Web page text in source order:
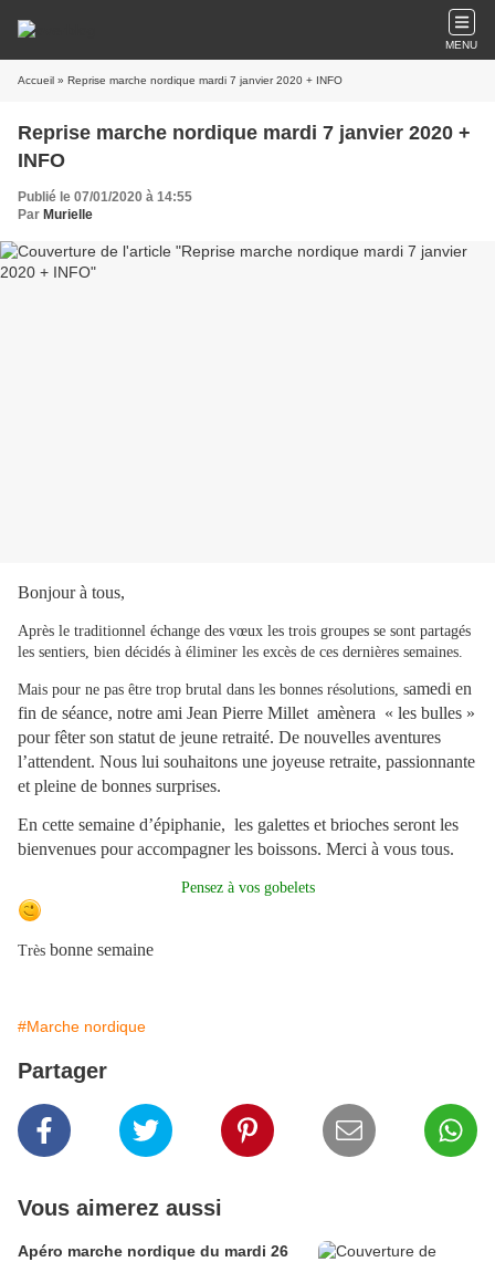
MENU
Accueil » Reprise marche nordique mardi 7 janvier 2020 + INFO
Reprise marche nordique mardi 7 janvier 2020 +
INFO
Publié le 07/01/2020 à 14:55
Par Murielle
Bonjour à tous,
Après le traditionnel échange des vœux les trois groupes se sont partagés
les sentiers, bien décidés à éliminer les excès de ces dernières semaines.
Mais pour ne pas être trop brutal dans les bonnes résolutions, samedi en
fin de séance, notre ami Jean Pierre Millet amènera « les bulles »
pour fêter son statut de jeune retraité. De nouvelles aventures
l’attendent. Nous lui souhaitons une joyeuse retraite, passionnante
et pleine de bonnes surprises.
En cette semaine d’épiphanie, les galettes et brioches seront les
bienvenues pour accompagner les boissons. Merci à vous tous.
Pensez à vos gobelets
Très bonne semaine
#Marche nordique
Partager
Vous aimerez aussi
Apéro marche nordique du mardi 26